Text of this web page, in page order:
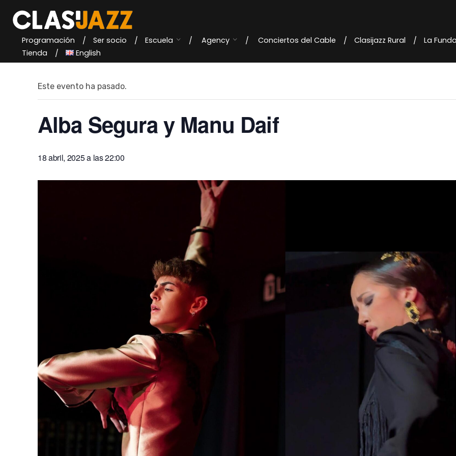
content
Programación Ser socio Escuela Agency Conciertos del Cable Clasijazz Rural La
Tienda
English
« Todos los Eventos
Este evento ha pasado.
Alba Segura y Manu Daif
18 abril, 2025 a las 22:00